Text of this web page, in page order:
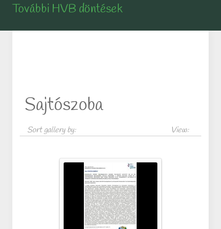
További HVB döntések
Sajtószoba
Sort gallery by: View: